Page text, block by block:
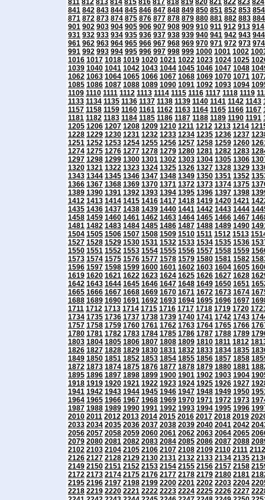
811 812 813 814 815 816 817 818 819 820 821 822 823 824
841 842 843 844 845 846 847 848 849 850 851 852 853 854
871 872 873 874 875 876 877 878 879 880 881 882 883 884
901 902 903 904 905 906 907 908 909 910 911 912 913 914
931 932 933 934 935 936 937 938 939 940 941 942 943 944
961 962 963 964 965 966 967 968 969 970 971 972 973 974
991 992 993 994 995 996 997 998 999 1000 1001 1002
1016 1017 1018 1019 1020 1021 1022 1023 1024 1025
1039 1040 1041 1042 1043 1044 1045 1046 1047 1048
1062 1063 1064 1065 1066 1067 1068 1069 1070 1071
1085 1086 1087 1088 1089 1090 1091 1092 1093 1094
1109 1110 1111 1112 1113 1114 1115 1116 1117 1118 1119
1133 1134 1135 1136 1137 1138 1139 1140 1141 1142 1143
1157 1158 1159 1160 1161 1162 1163 1164 1165 1166 1167
1181 1182 1183 1184 1185 1186 1187 1188 1189 1190 1191
1205 1206 1207 1208 1209 1210 1211 1212 1213 1214
1228 1229 1230 1231 1232 1233 1234 1235 1236 1237
1251 1252 1253 1254 1255 1256 1257 1258 1259 1260
1274 1275 1276 1277 1278 1279 1280 1281 1282 1283
1297 1298 1299 1300 1301 1302 1303 1304 1305 1306
1320 1321 1322 1323 1324 1325 1326 1327 1328 1329
1343 1344 1345 1346 1347 1348 1349 1350 1351 1352
1366 1367 1368 1369 1370 1371 1372 1373 1374 1375
1389 1390 1391 1392 1393 1394 1395 1396 1397 1398
1412 1413 1414 1415 1416 1417 1418 1419 1420 1421
1435 1436 1437 1438 1439 1440 1441 1442 1443 1444
1458 1459 1460 1461 1462 1463 1464 1465 1466 1467
1481 1482 1483 1484 1485 1486 1487 1488 1489 1490
1504 1505 1506 1507 1508 1509 1510 1511 1512 1513
1527 1528 1529 1530 1531 1532 1533 1534 1535 1536
1550 1551 1552 1553 1554 1555 1556 1557 1558 1559
1573 1574 1575 1576 1577 1578 1579 1580 1581 1582
1596 1597 1598 1599 1600 1601 1602 1603 1604 1605
1619 1620 1621 1622 1623 1624 1625 1626 1627 1628
1642 1643 1644 1645 1646 1647 1648 1649 1650 1651
1665 1666 1667 1668 1669 1670 1671 1672 1673 1674
1688 1689 1690 1691 1692 1693 1694 1695 1696 1697
1711 1712 1713 1714 1715 1716 1717 1718 1719 1720
1734 1735 1736 1737 1738 1739 1740 1741 1742 1743
1757 1758 1759 1760 1761 1762 1763 1764 1765 1766
1780 1781 1782 1783 1784 1785 1786 1787 1788 1789
1803 1804 1805 1806 1807 1808 1809 1810 1811 1812
1826 1827 1828 1829 1830 1831 1832 1833 1834 1835
1849 1850 1851 1852 1853 1854 1855 1856 1857 1858
1872 1873 1874 1875 1876 1877 1878 1879 1880 1881
1895 1896 1897 1898 1899 1900 1901 1902 1903 1904
1918 1919 1920 1921 1922 1923 1924 1925 1926 1927
1941 1942 1943 1944 1945 1946 1947 1948 1949 1950
1964 1965 1966 1967 1968 1969 1970 1971 1972 1973
1987 1988 1989 1990 1991 1992 1993 1994 1995 1996
2010 2011 2012 2013 2014 2015 2016 2017 2018 2019
2033 2034 2035 2036 2037 2038 2039 2040 2041 2042
2056 2057 2058 2059 2060 2061 2062 2063 2064 2065
2079 2080 2081 2082 2083 2084 2085 2086 2087 2088
2102 2103 2104 2105 2106 2107 2108 2109 2110 2111 2112
2126 2127 2128 2129 2130 2131 2132 2133 2134 2135
2149 2150 2151 2152 2153 2154 2155 2156 2157 2158
2172 2173 2174 2175 2176 2177 2178 2179 2180 2181
2195 2196 2197 2198 2199 2200 2201 2202 2203 2204
2218 2219 2220 2221 2222 2223 2224 2225 2226 2227